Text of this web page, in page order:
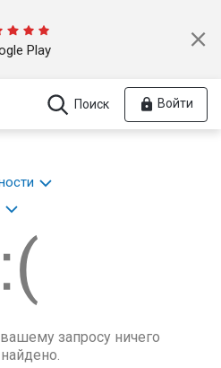
Play
Поиск Войти
запросу ничего